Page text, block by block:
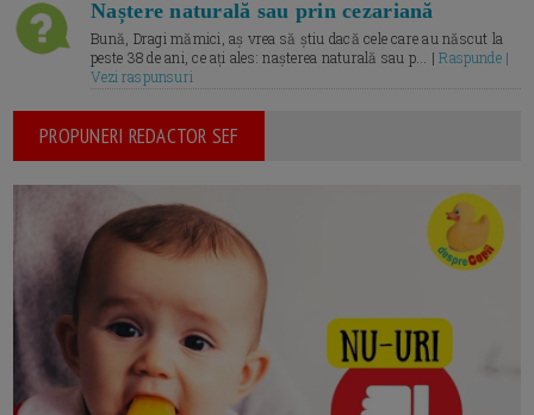
Naștere naturală sau prin cezariană
Bună, Dragi mămici, aș vrea să știu dacă cele care au născut la
peste 38 de ani, ce ați ales: nașterea naturală sau p... |Raspunde |
Vezi raspunsuri
PROPUNERI REDACTOR SEF